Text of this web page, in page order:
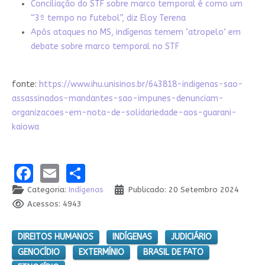
Conciliação do STF sobre marco temporal é como um
“3º tempo no futebol”, diz Eloy Terena
Após ataques no MS, indígenas temem ‘atropelo’ em
debate sobre marco temporal no STF
fonte: https://www.ihu.unisinos.br/643818-indigenas-sao-
assassinados-mandantes-sao-impunes-denunciam-
organizacoes-em-nota-de-solidariedade-aos-guarani-
kaiowa
Facebook
EmailShare
Categoria: Indígenas
Publicado: 20 Setembro 2024
Acessos: 4943
DIREITOS HUMANOS INDÍGENAS
JUDICIÁRIO
GENOCÍDIO
EXTERMÍNIO
BRASIL DE FATO